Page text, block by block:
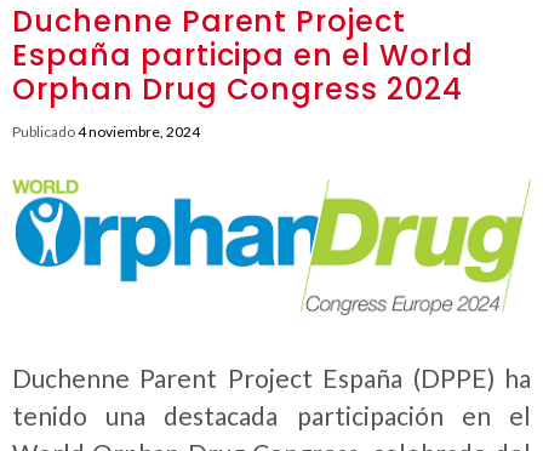
Duchenne Parent Project
España participa en el World
Orphan Drug Congress 2024
Publicado4 noviembre, 2024
Duchenne Parent Project España (DPPE) ha
tenido una destacada participación en el